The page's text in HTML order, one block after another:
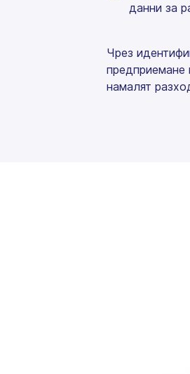
данни за
Чрез
предприемане
намалят